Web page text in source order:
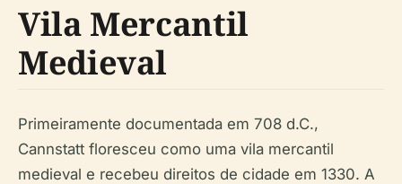
Vila Mercantil
Medieval
Primeiramente documentada em 708 d.C.,
Cannstatt floresceu como uma vila mercantil
medieval e recebeu direitos de cidade em 1330. A